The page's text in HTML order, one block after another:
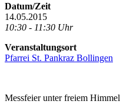
Datum/Zeit
14.05.2015
10:30 - 11:30 Uhr
Veranstaltungsort
Pfarrei St. Pankraz Bollingen
Messfeier unter freiem Himmel